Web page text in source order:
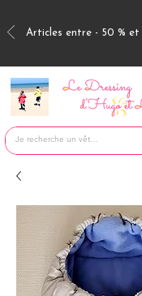
Articles entre - 50 %